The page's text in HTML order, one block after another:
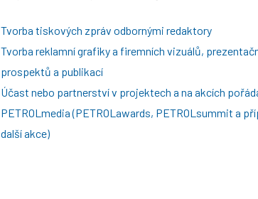
Tvorba tiskových zpráv odbornými redaktory
Tvorba reklamní grafiky a firemních vizuálů,
prospektů a publikací
Účast nebo partnerství v projektech a na akcích
PETROLmedia (PETROLawards, PETROLsummit a
další akce)